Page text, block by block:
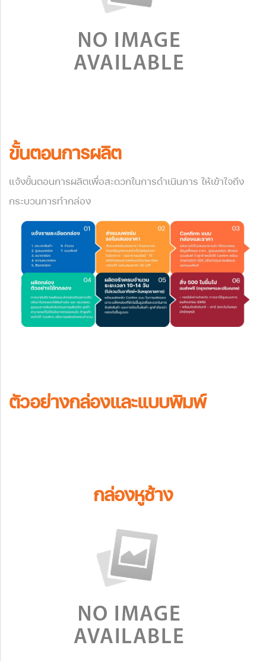
ขั้นตอนการผลิต
แจ้งขั้นตอนการผลิตเพื่อสะดวกในการดำเนินการ ให้เข้าใจถึง
กระบวนการทำกล่อง
ตัวอย่างกล่องและแบบพิมพ์
กล่องหูช้าง